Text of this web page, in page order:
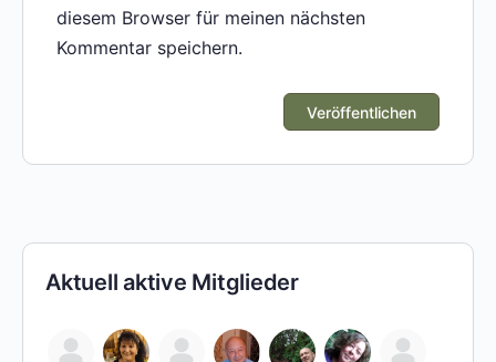
diesem Browser für meinen nächsten
Kommentar speichern.
Aktuell aktive Mitglieder